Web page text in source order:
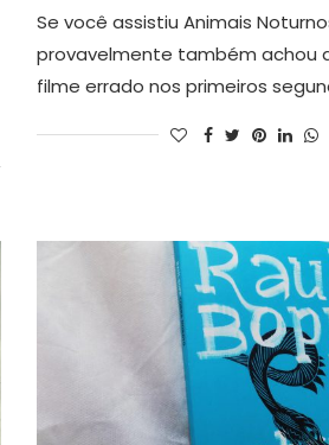
Se você assistiu Animais
provavelmente também achou
filme errado nos primeiros